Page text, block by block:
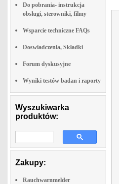
Do pobrania- instrukcja
obslugi, sterowniki, filmy
Wsparcie techniczne FAQs
Doswiadczenia, Składki
Forum dyskusyjne
Wyniki testów badan i raporty
Wyszukiwarka
produktów:
Zakupy:
Rauchwarnmelder